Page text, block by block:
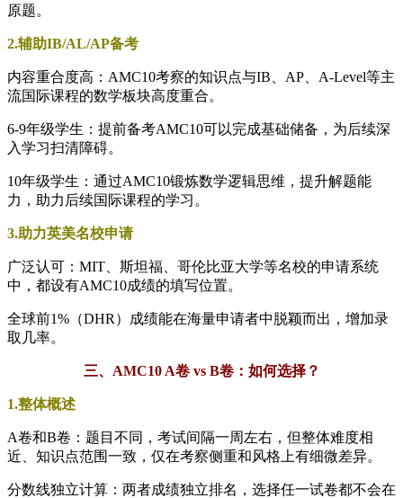
原题。
2.辅助IB/AL/AP备考
内容重合度高：AMC10考察的知识点与IB、AP、A-Level等主
流国际课程的数学板块高度重合。
6-9年级学生：提前备考AMC10可以完成基础储备，为后续深
入学习扫清障碍。
10年级学生：通过AMC10锻炼数学逻辑思维，提升解题能
力，助力后续国际课程的学习。
3.助力英美名校申请
广泛认可：MIT、斯坦福、哥伦比亚大学等名校的申请系统
中，都设有AMC10成绩的填写位置。
全球前1%（DHR）成绩能在海量申请者中脱颖而出，增加录
取几率。
三、AMC10 A卷 vs B卷：如何选择？
1.整体概述
A卷和B卷：题目不同，考试间隔一周左右，但整体难度相
近、知识点范围一致，仅在考察侧重和风格上有细微差异。
分数线独立计算：两者成绩独立排名，选择任一试卷都不会在